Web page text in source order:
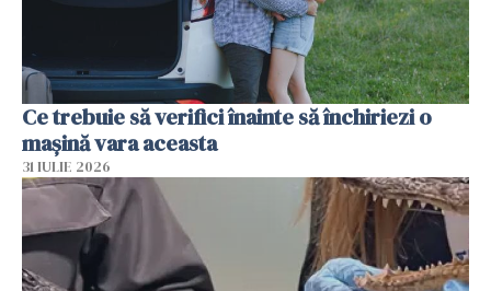
Ce trebuie să verifici înainte să închiriezi o
mașină vara aceasta
31 IULIE 2026